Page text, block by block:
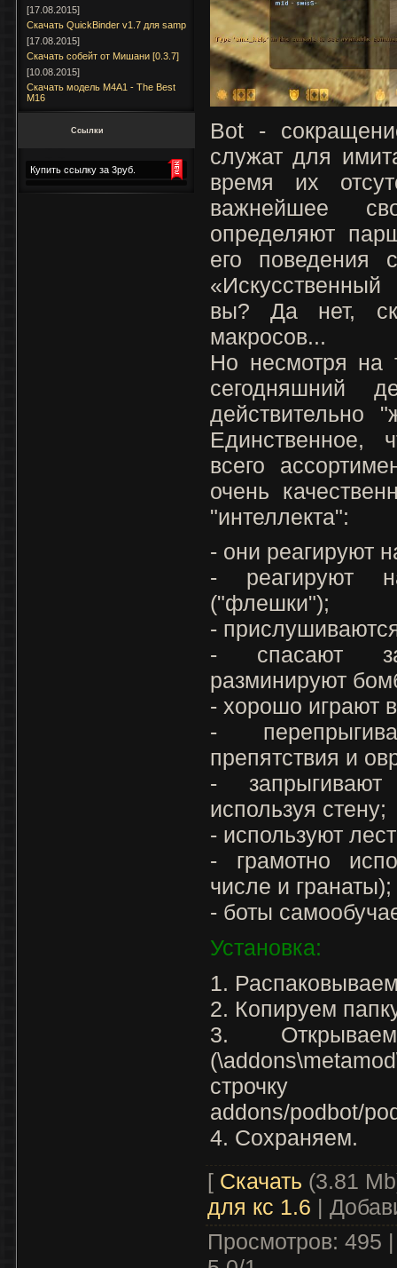
[17.08.2015]
Скачать QuickBinder v1.7 для samp
[17.08.2015]
Скачать собейт от Мишани [0.3.7]
[10.08.2015]
Скачать модель M4A1 - The Best
M16
Ссылки
Купить ссылку за 3руб.
Bot -
служат для
время их
важнейшее
определяют
его поведения
вы? Да нет,
макросов...
Но несмотря на
сегодняшний
действительно
Единственное,
всего
очень
"интеллекта":
- они реагируют
- реагируют
("флешки");
-
- спасают
разминируют
- хорошо играют
-
препятствия и
-
используя стену;
- используют
- грамотно
числе и гранаты);
- боты
Установка:
1.
2. Копируем
3.
addons/podbot/
4. Сохраняем.
[ Скачать (3.81
для кс 1.6 |
Просмотров: 495